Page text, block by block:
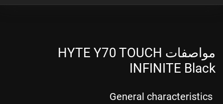
مواصفات HYTE Y70 TOUCH
INFINITE Black
General characteristics